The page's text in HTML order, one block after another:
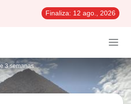
Finaliza: 12 ago., 2026
3 semanas